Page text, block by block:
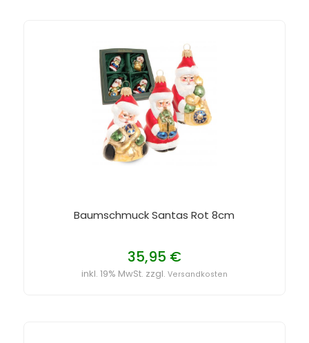
Baumschmuck Santas Rot 8cm
35,95 €
inkl. 19% MwSt. zzgl. Versandkosten